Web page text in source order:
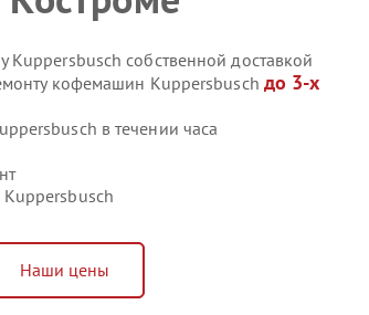
собственной доставкой
кофемашин Kuppersbusch до 3-х
в течении часа
Наши цены